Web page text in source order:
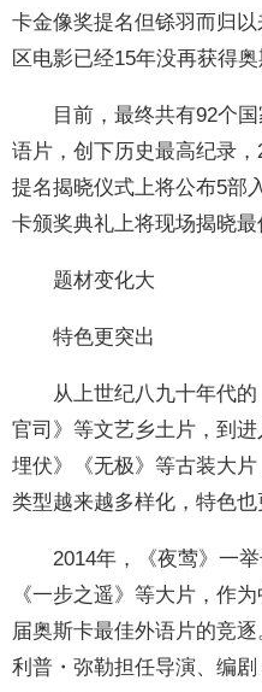
卡金像奖提名但铩羽而归
区电影已经15年没再获得奥
目前，最终共有92个国
语片，创下历史最高纪录
提名揭晓仪式上将公布5部
卡颁奖典礼上将现场揭晓最
题材变化大
特色更突出
从上世纪八九十年代的
官司》等文艺乡土片，到
埋伏》《无极》等古装大
类型越来越多样化，特色也
2014年，《夜莺》一举
《一步之遥》等大片，作
届奥斯卡最佳外语片的竞
利普・弥勒担任导演、编剧